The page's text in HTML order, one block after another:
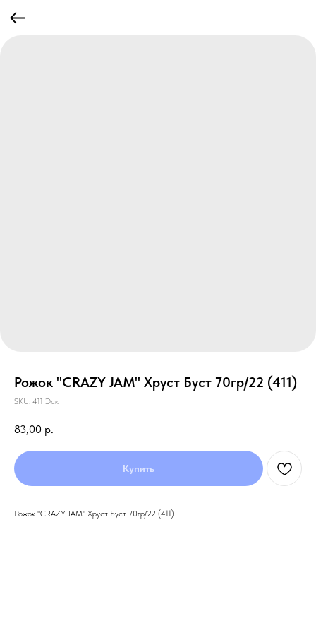
Рожок "CRAZY JAM" Хруст Буст 70гр/22 (411)
SKU: 411 Эск
83,00 р.
Купить
Рожок "CRAZY JAM" Хруст Буст 70гр/22 (411)